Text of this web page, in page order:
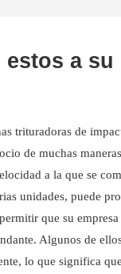
a su
trituradoras de
de muchas
a la que se
unidades, puede
que su
Algunos de
lo que significa